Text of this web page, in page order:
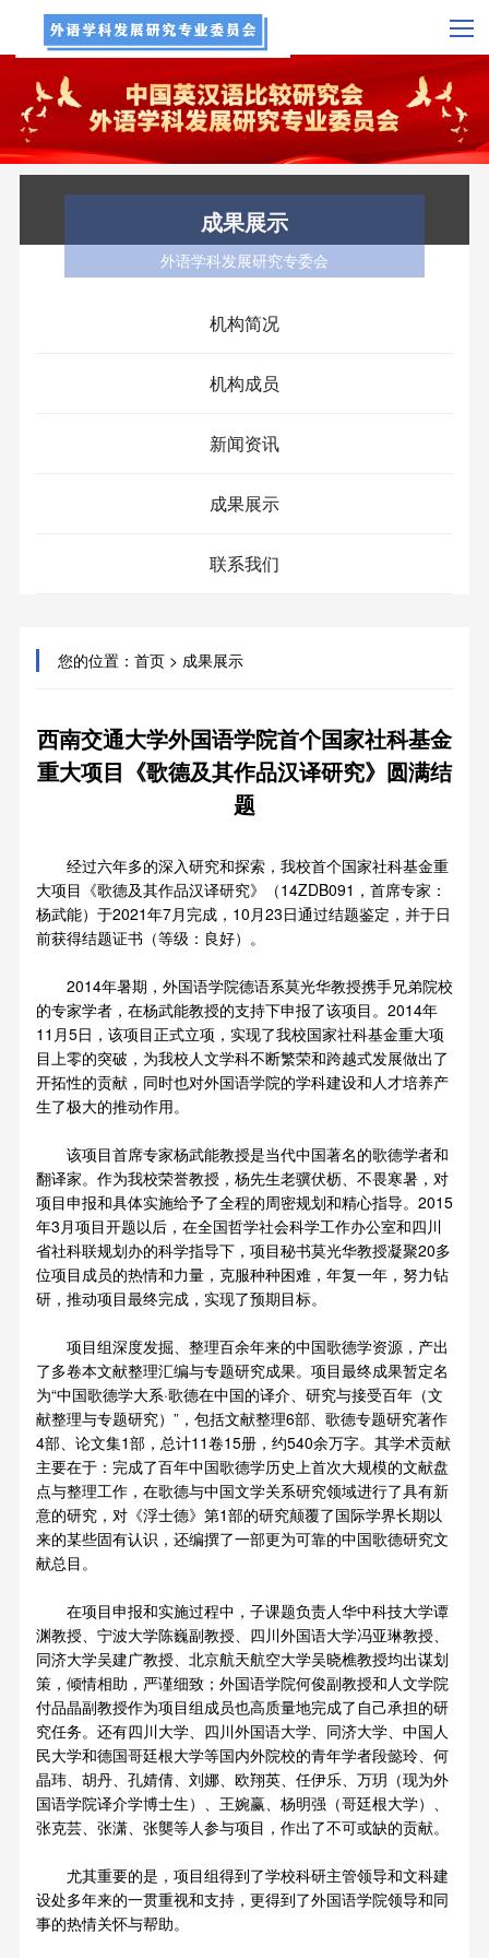
成果展示
外语学科发展研究专委会
机构简况
机构成员
新闻资讯
成果展示
联系我们
您的位置： 首页> 成果展示
西南交通大学外国语学院首个国家社科基金
重大项目《歌德及其作品汉译研究》圆满结
题
经过六年多的深入研究和探索，我校首个国家社科基金重
大项目《歌德及其作品汉译研究》（14ZDB091，首席专家：
杨武能）于2021年7月完成，10月23日通过结题鉴定，并于日
前获得结题证书（等级：良好）。
2014年暑期，外国语学院德语系莫光华教授携手兄弟院校
的专家学者，在杨武能教授的支持下申报了该项目。2014年
11月5日，该项目正式立项，实现了我校国家社科基金重大项
目上零的突破，为我校人文学科不断繁荣和跨越式发展做出了
开拓性的贡献，同时也对外国语学院的学科建设和人才培养产
生了极大的推动作用。
该项目首席专家杨武能教授是当代中国著名的歌德学者和
翻译家。作为我校荣誉教授，杨先生老骥伏枥、不畏寒暑，对
项目申报和具体实施给予了全程的周密规划和精心指导。2015
年3月项目开题以后，在全国哲学社会科学工作办公室和四川
省社科联规划办的科学指导下，项目秘书莫光华教授凝聚20多
位项目成员的热情和力量，克服种种困难，年复一年，努力钻
研，推动项目最终完成，实现了预期目标。
项目组深度发掘、整理百余年来的中国歌德学资源，产出
了多卷本文献整理汇编与专题研究成果。项目最终成果暂定名
为“中国歌德学大系·歌德在中国的译介、研究与接受百年（文
献整理与专题研究）”，包括文献整理6部、歌德专题研究著作
4部、论文集1部，总计11卷15册，约540余万字。其学术贡献
主要在于：完成了百年中国歌德学历史上首次大规模的文献盘
点与整理工作，在歌德与中国文学关系研究领域进行了具有新
意的研究，对《浮士德》第1部的研究颠覆了国际学界长期以
来的某些固有认识，还编撰了一部更为可靠的中国歌德研究文
献总目。
在项目申报和实施过程中，子课题负责人华中科技大学谭
渊教授、宁波大学陈巍副教授、四川外国语大学冯亚琳教授、
同济大学吴建广教授、北京航天航空大学吴晓樵教授均出谋划
策，倾情相助，严谨细致；外国语学院何俊副教授和人文学院
付品晶副教授作为项目组成员也高质量地完成了自己承担的研
究任务。还有四川大学、四川外国语大学、同济大学、中国人
民大学和德国哥廷根大学等国内外院校的青年学者段懿玲、何
晶玮、胡丹、孔婧倩、刘娜、欧翔英、任伊乐、万玥（现为外
国语学院译介学博士生）、王婉赢、杨明强（哥廷根大学）、
张克芸、张潇、张龑等人参与项目，作出了不可或缺的贡献。
尤其重要的是，项目组得到了学校科研主管领导和文科建
设处多年来的一贯重视和支持，更得到了外国语学院领导和同
事的热情关怀与帮助。